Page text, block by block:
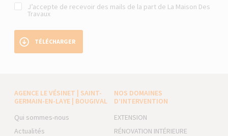
J’accepte de recevoir des mails de la part de La Maison Des
Travaux
TÉLÉCHARGER
AGENCE LE VÉSINET | SAINT-
GERMAIN-EN-LAYE | BOUGIVAL
Qui sommes-nous
Actualités
NOS DOMAINES
D’INTERVENTION
EXTENSION
RÉNOVATION INTÉRIEURE